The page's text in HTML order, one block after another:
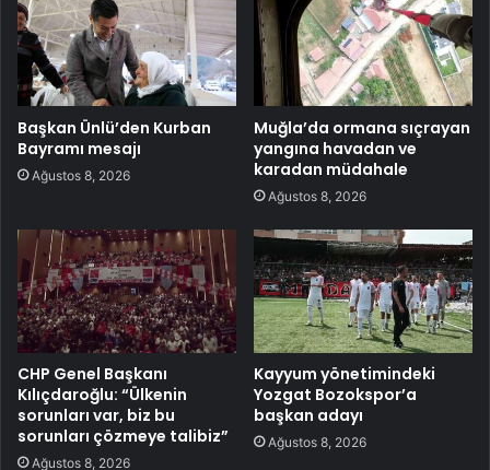
Başkan Ünlü’den Kurban
Bayramı mesajı
Ağustos 8, 2026
Muğla’da ormana sıçrayan
yangına havadan ve
karadan müdahale
Ağustos 8, 2026
CHP Genel Başkanı
Kılıçdaroğlu: “Ülkenin
sorunları var, biz bu
sorunları çözmeye talibiz”
Ağustos 8, 2026
Kayyum yönetimindeki
Yozgat Bozokspor’a
başkan adayı
Ağustos 8, 2026